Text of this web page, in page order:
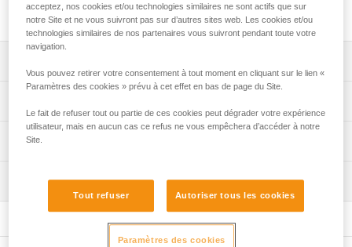
morphologie, la hauteur de connexion sternale est ajustable.
Connexion rapide au harnais en fonction bretelles :
- les trois sangles se connectent avec les mousquetons-
accessoires MINO (fournis),
- bretelles compatibles avec tous les types de harnais
Confort à l'utilisation :
- l'intérieur des bretelles est matelassé pour reprendre la
charge de la ceinture et la répartir confortablement sur les
- les sangles sont écartées du cou pour limiter les
Poids: 215 g
Spécifications référence(s)
Référence : C069DB00
Garantie : 3 ans
Conditionnement : 1
Informations techniques
Télécharger le pdf technical-notice-SEQUOIA-shoulder-
Inspection
acceptez, nos cookies et/ou technologies similaires ne sont actifs que sur
notre Site et ne vous suivront pas sur d’autres sites web. Les cookies et/ou
technologies similaires de nos partenaires vous suivront pendant toute votre
navigation.
Vous pouvez retirer votre consentement à tout moment en cliquant sur le lien «
Paramètres des cookies » prévu à cet effet en bas de page du Site.
Le fait de refuser tout ou partie de ces cookies peut dégrader votre expérience
utilisateur, mais en aucun cas ce refus ne vous empêchera d’accéder à notre
Site.
Tout refuser Autoriser tous les cookies
Paramètres des cookies